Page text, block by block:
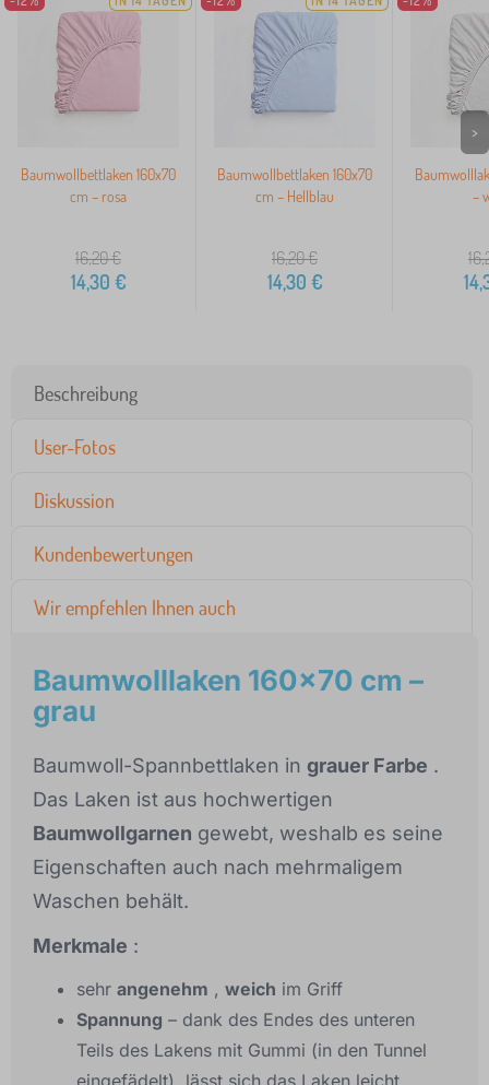
Baumwollbettlaken 160x70
cm – rosa
16,20€
14,30 €
Baumwollbettlaken 160x70
cm – Hellblau
16,20€
14,30 €
–
>
Beschreibung
User-Fotos
Diskussion
Kundenbewertungen
Wir empfehlen Ihnen auch
Baumwolllaken 160x70 cm –
grau
Baumwoll-Spannbettlaken in grauer Farbe .
Das Laken ist aus hochwertigen
Baumwollgarnen gewebt, weshalb es seine
Eigenschaften auch nach mehrmaligem
Waschen behält.
Merkmale :
sehr angenehm , weich im Griff
Spannung – dank des Endes des unteren
Teils des Lakens mit Gummi (in den Tunnel